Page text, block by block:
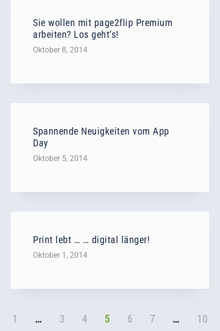
Sie wollen mit page2flip Premium
arbeiten? Los geht’s!
Oktober 8, 2014
Spannende Neuigkeiten vom App
Day
Oktober 5, 2014
Print lebt … … digital länger!
Oktober 1, 2014
1 … 3 4 5 6 7 … 10